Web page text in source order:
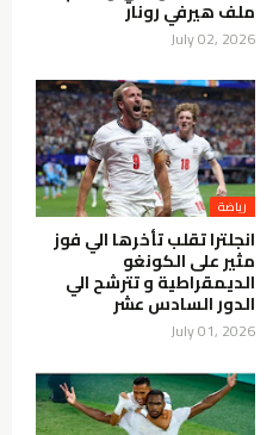
ملف هيرفي رونار
July 02, 2026
رياضة
انجلترا تقلب تأخرها الي فوز
مثير على الكونغو
الديمقراطية و تترشح الي
الدور السادس عشر
July 01, 2026